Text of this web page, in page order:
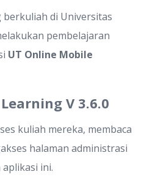
di Universitas
pembelajaran
UT Online Mobile
V 3.6.0
kuliah mereka, membaca
halaman administrasi
ini.